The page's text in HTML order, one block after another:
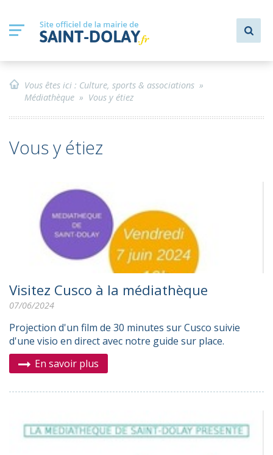
Vous êtes ici : Culture, sports & associations »
Médiathèque » Vous y étiez
Vous y étiez
Visitez Cusco à la médiathèque
07/06/2024
Projection d'un film de 30 minutes sur Cusco suivie
d'une visio en direct avec notre guide sur place.
En savoir plus